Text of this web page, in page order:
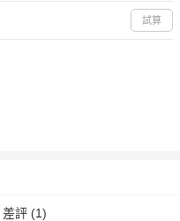
試算
差評 (1)